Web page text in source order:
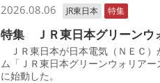
2026.08.06 JR東日本 特集
特集 ＪＲ東日本グリーンウ
ＪＲ東日本が日本電気（ＮＥＣ
ム「ＪＲ東日本グリーンウォリア
に始動した。